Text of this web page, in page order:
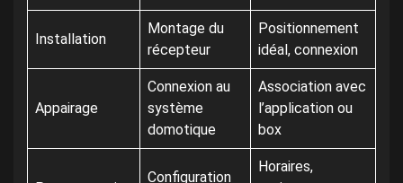
Installation
Montage du
récepteur
Positionnement
idéal, connexion
Appairage
Connexion au
système
domotique
Association avec
l’application ou
box
Configuration
Horaires,